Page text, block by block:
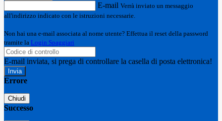
E-mail Verrà inviato un messaggio
all'indirizzo indicato con le istruzioni necessarie.
Non hai una e-mail associata al nome utente? Effettua il reset della password
tramite la Login Spaggiari
E-mail inviata, si prega di controllare la casella di posta elettronica!
Errore
Chiudi
Successo